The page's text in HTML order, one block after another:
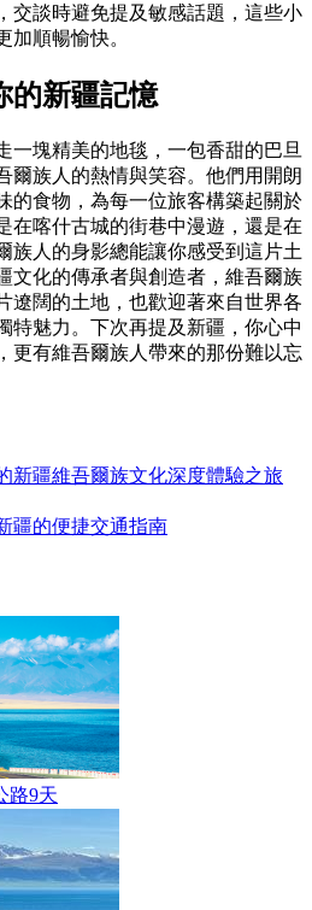
交談時避免提及敏感話題，這些小
加順暢愉快。
的新疆記憶
一塊精美的地毯，一包香甜的巴旦
爾族人的熱情與笑容。他們用開朗
的食物，為每一位旅客構築起關於
在喀什古城的街巷中漫遊，還是在
族人的身影總能讓你感受到這片土
文化的傳承者與創造者，維吾爾族
遼闊的土地，也歡迎著來自世界各
特魅力。下次再提及新疆，你心中
更有維吾爾族人帶來的那份難以忘
新疆維吾爾族文化深度體驗之旅
疆的便捷交通指南
路9天